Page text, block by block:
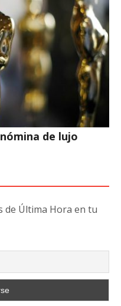
de lujo
de Última Hora en tu